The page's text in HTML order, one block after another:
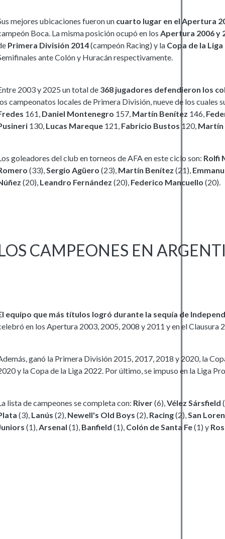
mejores ubicaciones fueron un cuarto lugar en el Apertura
Boca. La misma posición ocupó en los Apertura 2006 y
Primera División 2014(campeón Racing) y la Copa de la Liga
ante Colón y Huracán respectivamente.
2003 y 2025 un total de 368 jugadores defendieron los
campeonatos locales de Primera División, nueve de los cuales
161, Daniel Montenegro 157, Martín Benítez 146,
130, Lucas Mareque 121, Fabricio Bustos 120, Martín
goleadores del club en torneos de AFA en este ciclo son: Rolfi
(33),Sergio Agüero (23), Martín Benítez (21),
(20), Leandro Fernández (20), Federico Mancuello (20).
CAMPEONES EN
equipo que más títulos logró durante la sequía de
en los Apertura 2003, 2005, 2008 y 2011 y en el Clausura
ganó la Primera División 2015, 2017, 2018 y 2020, la
y la Copa de la Liga 2022. Por último, se impuso en la Liga
lista de campeones se completa con: River(6),Vélez Sársfield
(3), Lanús (2), Newell's Old Boys (2), Racing(2),San
(1),Arsenal (1), Banfield (1), Colón de Santa Fe(1) y